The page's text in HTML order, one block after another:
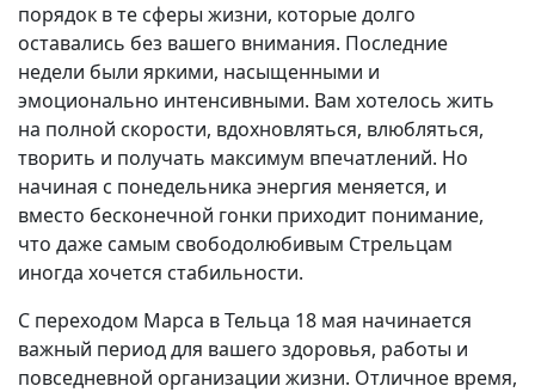
порядок в те сферы жизни, которые долго
оставались без вашего внимания. Последние
недели были яркими, насыщенными и
эмоционально интенсивными. Вам хотелось жить
на полной скорости, вдохновляться, влюбляться,
творить и получать максимум впечатлений. Но
начиная с понедельника энергия меняется, и
вместо бесконечной гонки приходит понимание,
что даже самым свободолюбивым Стрельцам
иногда хочется стабильности.
С переходом Марса в Тельца 18 мая начинается
важный период для вашего здоровья, работы и
повседневной организации жизни. Отличное время,